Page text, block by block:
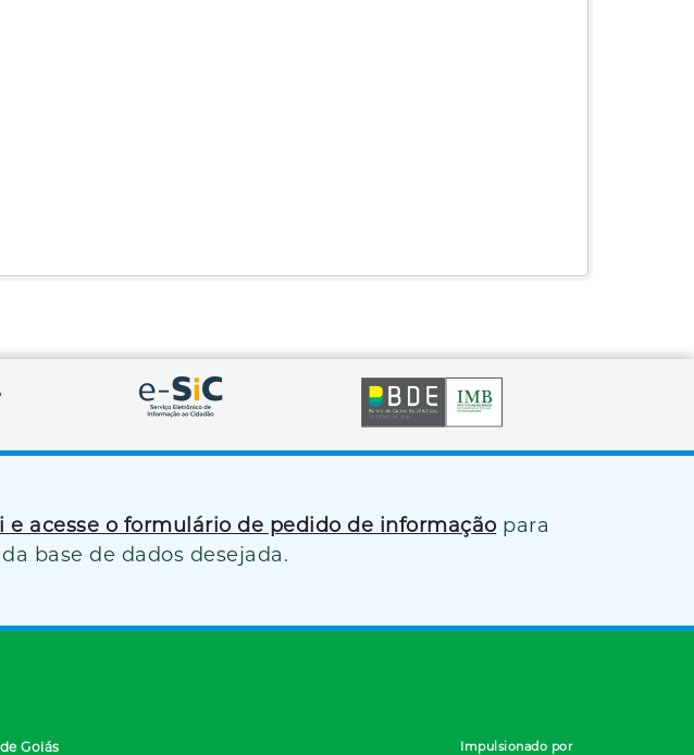
e acesse o formulário de pedido de informação para
base de dados desejada.
Goiás Impulsionado por